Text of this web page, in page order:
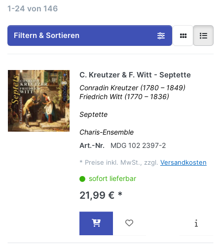
1-24 von 146
Filtern & Sortieren
C. Kreutzer & F. Witt - Septette
Conradin Kreutzer (1780 – 1849)
Friedrich Witt (1770 – 1836)
Septette
Charis-Ensemble
Art.-Nr.
MDG 102 2397-2
* Preise inkl. MwSt., zzgl. Versandkosten
sofort lieferbar
21,99 € *